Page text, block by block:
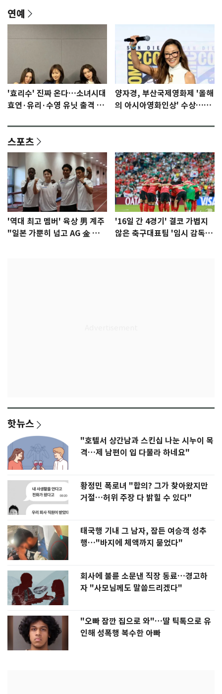
연예
'효리수' 진짜 온다…소녀시대
효연·유리·수영 유닛 출격 [N
양자경, 부산국제영화제 '올해
의 아시아영화인상' 수상…15
스포츠
'역대 최고 멤버' 육상 男 계주
"일본 가뿐히 넘고 AG 金 따겠
'16일 간 4경기' 결코 가볍지
않은 축구대표팀 '임시 감독'
핫뉴스
"호텔서 상간남과 스킨십 나눈 시누이 목
격…제 남편이 입 다물라 하네요"
황정민 폭로녀 "합의? 그가 찾아왔지만
거절…허위 주장 다 밝힐 수 있다"
태국행 기내 그 남자, 잠든 여승객 성추
행…"바지에 체액까지 묻었다"
회사에 불륜 소문낸 직장 동료…경고하
자 "사모님께도 말씀드리겠다"
"오빠 잠깐 집으로 와"…딸 틱톡으로 유
인해 성폭행 복수한 아빠